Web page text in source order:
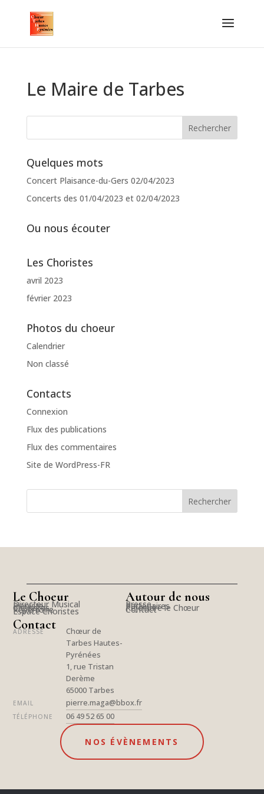
Le Maire de Tarbes
Quelques mots
Concert Plaisance-du-Gers 02/04/2023
Concerts des 01/04/2023 et 02/04/2023
Ou nous écouter
Les Choristes
avril 2023
février 2023
Photos du choeur
Calendrier
Non classé
Contacts
Connexion
Flux des publications
Flux des commentaires
Site de WordPress-FR
Le Choeur
Directeur Musical
Pianiste
Choristes
Répertoire
Espace Choristes
Autour de nous
Presse
Partenaires
Rejoindre le Chœur
Contact
Contact
ADRESSE
Chœur de
Tarbes Hautes-
Pyrénées
1, rue Tristan
Derème
65000 Tarbes
EMAIL pierre.maga@bbox.fr
TÉLÉPHONE 06 49 52 65 00
NOS ÉVÈNEMENTS